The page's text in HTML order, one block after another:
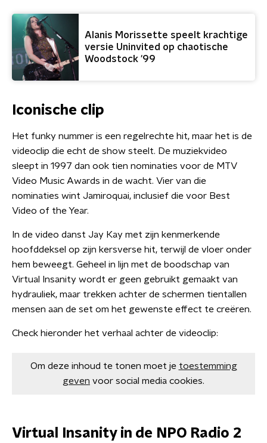
Alanis Morissette speelt krachtige
versie Uninvited op chaotische
Woodstock '99
Iconische clip
Het funky nummer is een regelrechte hit, maar het is de
videoclip die echt de show steelt. De muziekvideo
sleept in 1997 dan ook tien nominaties voor de MTV
Video Music Awards in de wacht. Vier van die
nominaties wint Jamiroquai, inclusief die voor Best
Video of the Year.
In de video danst Jay Kay met zijn kenmerkende
hoofddeksel op zijn kersverse hit, terwijl de vloer onder
hem beweegt. Geheel in lijn met de boodschap van
Virtual Insanity wordt er geen gebruikt gemaakt van
hydrauliek, maar trekken achter de schermen tientallen
mensen aan de set om het gewenste effect te creëren.
Check hieronder het verhaal achter de videoclip:
Om deze inhoud te tonen moet je toestemming
geven voor social media cookies.
Virtual Insanity in de NPO Radio 2